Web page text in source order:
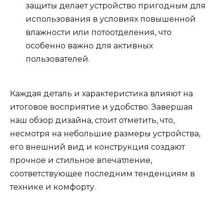
защиты делает устройство пригодным для
использования в условиях повышенной
влажности или потоотделения, что
особенно важно для активных
пользователей.
Каждая деталь и характеристика влияют на
итоговое восприятие и удобство. Завершая
наш обзор дизайна, стоит отметить, что,
несмотря на небольшие размеры устройства,
его внешний вид и конструкция создают
прочное и стильное впечатление,
соответствующее последним тенденциям в
технике и комфорту.